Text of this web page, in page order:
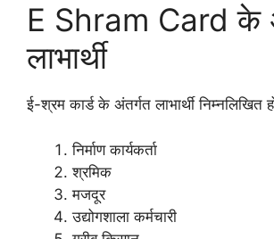
E Shram Card के
लाभार्थी
ई-श्रम कार्ड के अंतर्गत लाभार्थी निम्नलिखित
निर्माण कार्यकर्ता
श्रमिक
मजदूर
उद्योगशाला कर्मचारी